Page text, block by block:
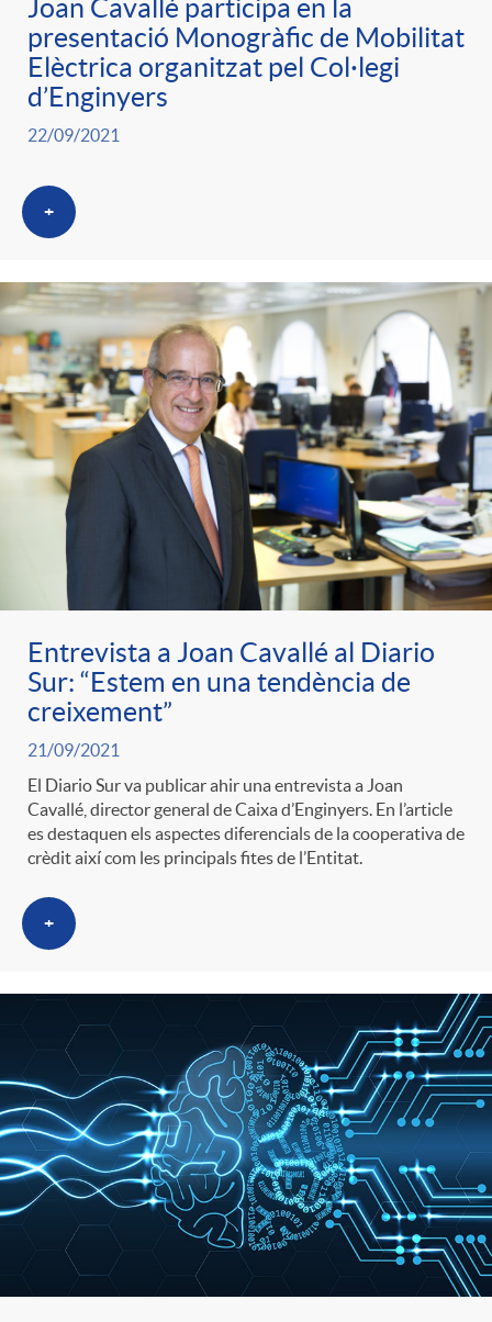
Joan Cavallé participa en la
presentació Monogràfic de Mobilitat
Elèctrica organitzat pel Col·legi
d’Enginyers
22/09/2021
+
Entrevista a Joan Cavallé al Diario
Sur: “Estem en una tendència de
creixement”
21/09/2021
El Diario Sur va publicar ahir una entrevista a Joan
Cavallé, director general de Caixa d’Enginyers. En l’article
es destaquen els aspectes diferencials de la cooperativa de
crèdit així com les principals fites de l’Entitat.
+